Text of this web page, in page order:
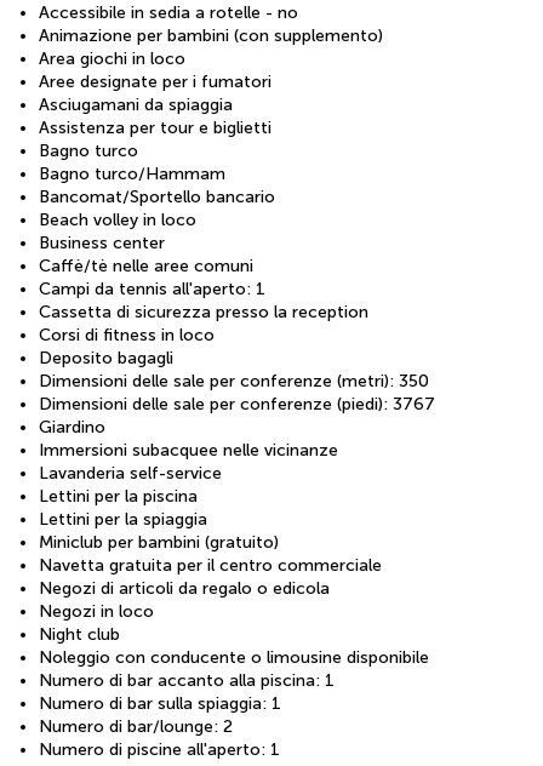
Accessibile in sedia a rotelle - no
Animazione per bambini (con supplemento)
Area giochi in loco
Aree designate per i fumatori
Asciugamani da spiaggia
Assistenza per tour e biglietti
Bagno turco
Bagno turco/Hammam
Bancomat/Sportello bancario
Beach volley in loco
Business center
Caffè/tè nelle aree comuni
Campi da tennis all'aperto: 1
Cassetta di sicurezza presso la reception
Corsi di fitness in loco
Deposito bagagli
Dimensioni delle sale per conferenze (metri): 350
Dimensioni delle sale per conferenze (piedi): 3767
Giardino
Immersioni subacquee nelle vicinanze
Lavanderia self-service
Lettini per la piscina
Lettini per la spiaggia
Miniclub per bambini (gratuito)
Navetta gratuita per il centro commerciale
Negozi di articoli da regalo o edicola
Negozi in loco
Night club
Noleggio con conducente o limousine disponibile
Numero di bar accanto alla piscina: 1
Numero di bar sulla spiaggia: 1
Numero di bar/lounge: 2
Numero di piscine all'aperto: 1